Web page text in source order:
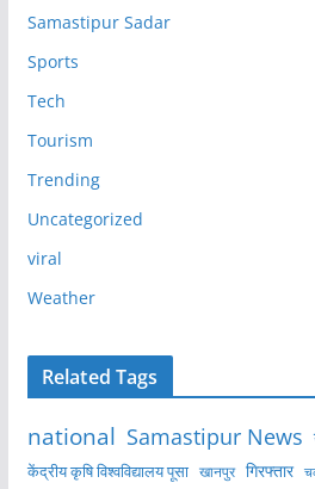
Samastipur Sadar
Sports
Tech
Tourism
Trending
Uncategorized
viral
Weather
Related Tags
national Samastipur News
केंद्रीय कृषि विश्वविद्यालय पूसा खानपुर गिरफ्तार